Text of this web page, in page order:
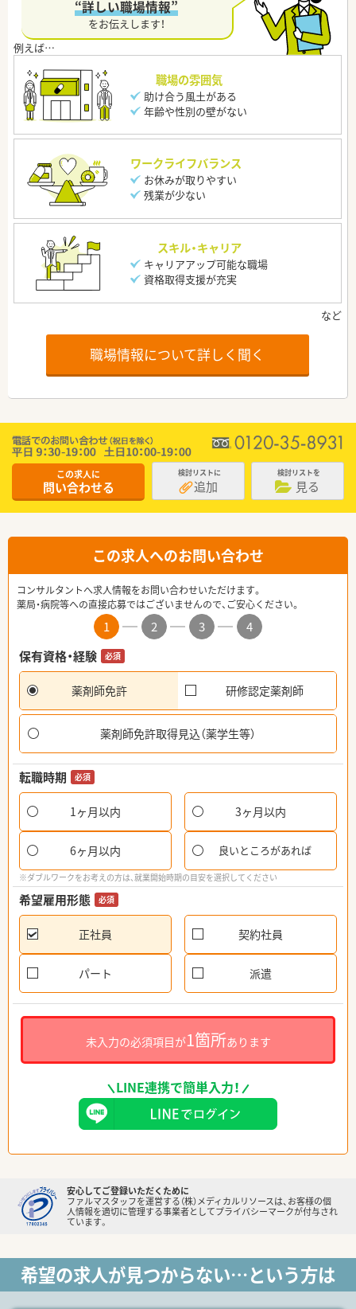
“詳しい職場情報”
をお伝えします！
職場の雰囲気
助け合う風土がある
年齢や性別の壁がない
ワークライフバランス
お休みが取りやすい
残業が少ない
スキル・キャリア
キャリアアップ可能な職場
資格取得支援が充実
職場情報について詳しく聞く
この求人に
問い合わせる
検討リストに
追加
検討リストを
見る
この求人へのお問い合わせ
コンサルタントへ求人情報をお問い合わせいただけます。
薬局・病院等への直接応募ではございませんので、ご安心ください。
1 2 3
4
保有資格・経験
必須
薬剤師免許 研修認定薬剤師
薬剤師免許取得見込（薬学生等）
転職時期 必須
1ヶ月以内 3ヶ月以内
6ヶ月以内 良いところがあれば
※ダブルワークをお考えの方は、就業開始時期の目安を選択してください
希望雇用形態 必須
正社員 契約社員
パート 派遣
未入力の必須項目が1箇所あります
LINE連携で簡単入力！
安心してご登録いただくために
ファルマスタッフを運営する（株）メディカルリソースは、お客様の個
人情報を適切に管理する事業者としてプライバシーマークが付与され
ています。
希望の求人が見つからない…という方は